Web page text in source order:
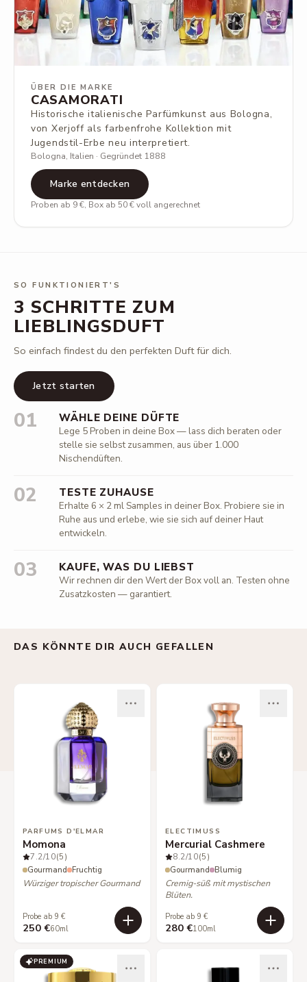
ÜBER DIE MARKE
CASAMORATI
Historische italienische Parfümkunst aus Bologna,
von Xerjoff als farbenfrohe Kollektion mit
Jugendstil-Erbe neu interpretiert.
Bologna, Italien · Gegründet 1888
Marke entdecken
Proben ab 9 €, Box ab 50 € voll angerechnet
SO FUNKTIONIERT'S
3 SCHRITTE ZUM
LIEBLINGSDUFT
So einfach findest du den perfekten Duft für dich.
Jetzt starten
01 WÄHLE DEINE DÜFTE
Lege 5 Proben in deine Box — lass dich beraten oder
stelle sie selbst zusammen, aus über 1.000
Nischendüften.
02 TESTE ZUHAUSE
Erhalte 6 × 2 ml Samples in deiner Box. Probiere sie in
Ruhe aus und erlebe, wie sie sich auf deiner Haut
entwickeln.
03 KAUFE, WAS DU LIEBST
Wir rechnen dir den Wert der Box voll an. Testen ohne
Zusatzkosten — garantiert.
DAS KÖNNTE DIR AUCH GEFALLEN
PARFUMS D'ELMAR
Momona
7.2/10(5)
Gourmand Fruchtig
Würziger tropischer Gourmand
Probe ab 9 €
250 €60ml
ELECTIMUSS
Mercurial Cashmere
8.2/10(5)
Gourmand Blumig
Cremig-süß mit mystischen
Blüten.
Probe ab 9 €
280 €100ml
PREMIUM